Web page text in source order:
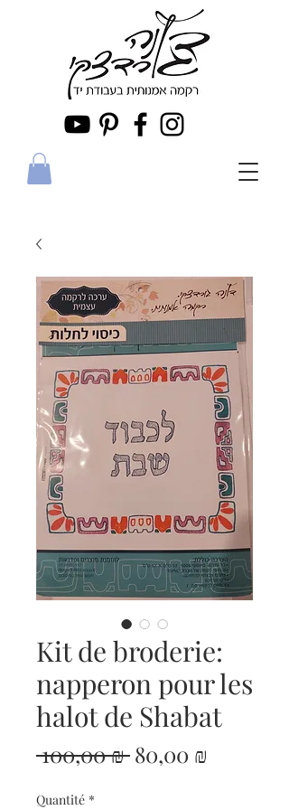
Kit de broderie:
napperon pour les
halot de Shabat
100,00 ₪ Prix
80,00 ₪
Quantité *